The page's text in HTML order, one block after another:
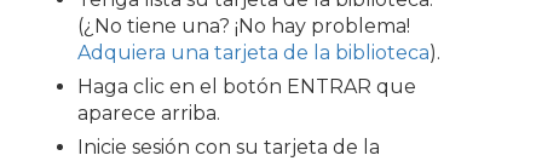
(¿No tiene una? ¡No hay problema!
Adquiera una tarjeta de la biblioteca).
Haga clic en el botón ENTRAR que
aparece arriba.
Inicie sesión con su tarjeta de la